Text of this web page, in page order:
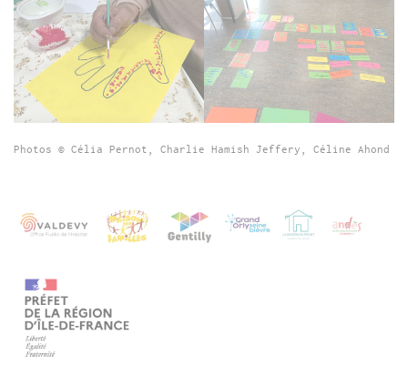
Photos © Célia Pernot, Charlie Hamish Jeffery, Céline Ahond